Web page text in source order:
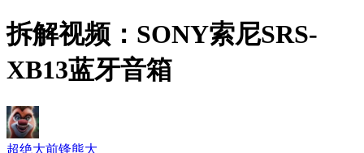
拆解视频：SONY索尼SRS-
XB13蓝牙音箱
超绝大前锋熊大